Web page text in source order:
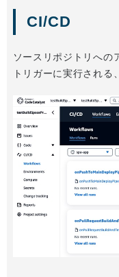
CI/CD
ソースリポジトリへ
トリガーに実行される